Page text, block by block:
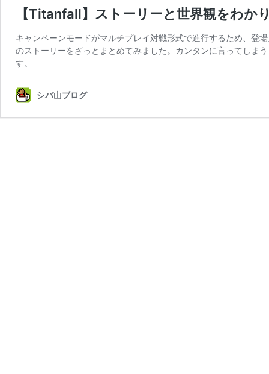
【Titanfall】ストーリーと世界観をわか
キャンペーンモードがマルチプレイ対戦形式で進行するため、登
のストーリーをざっとまとめてみました。カンタンに言ってしま
す。
シバ山ブログ